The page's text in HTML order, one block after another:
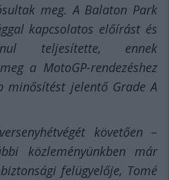
meg. A Balaton Park
kapcsolatos előírást és
teljesítette, ennek
a MotoGP-rendezéshez
minősítést jelentő Grade A
követően –
közleményünkben már
felügyelője, Tomé